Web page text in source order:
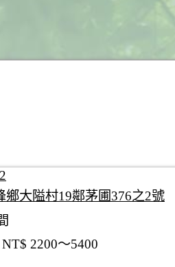
鄉大隘村19鄰茅圃376之2號
2200～5400